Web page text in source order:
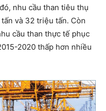
nhu cầu than tiêu thụ
và 32 triệu tấn. Còn
cầu than thực tế phục
2020 thấp hơn nhiều